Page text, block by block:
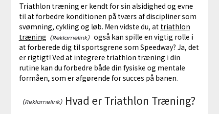
Triathlon træning er kendt for sin alsidighed og evne
til at forbedre konditionen på tværs af discipliner som
svømning, cykling og løb. Men vidste du, at triathlon
træning
også kan spille en vigtig rolle i
at forberede dig til sportsgrene som Speedway? Ja, det
er rigtigt! Ved at integrere triathlon træning i din
rutine kan du forbedre både din fysiske og mentale
formåen, som er afgørende for succes på banen.
Hvad er Triathlon Træning?